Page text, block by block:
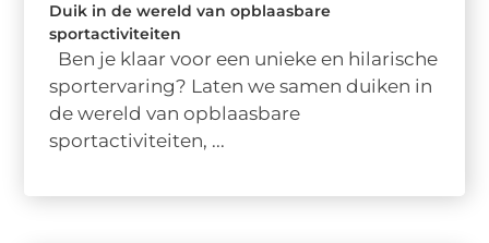
Duik in de wereld van opblaasbare
sportactiviteiten
Ben je klaar voor een unieke en hilarische
sportervaring? Laten we samen duiken in
de wereld van opblaasbare
sportactiviteiten, ...